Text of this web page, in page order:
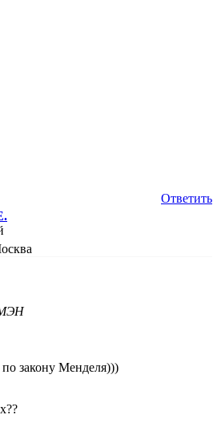
Ответить
закону Менделя)))